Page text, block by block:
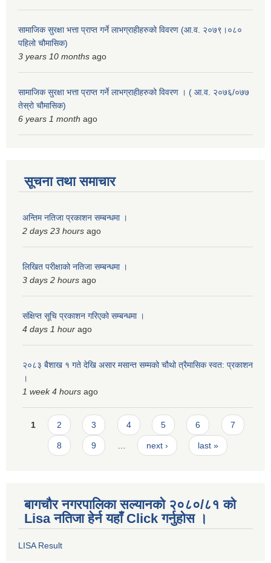
सामाजिक सुरक्षा भत्ता प्राप्त गर्ने लाभग्राहीहरुको विवरण (आ.व. २०७९।०८०
पहिलो चौमासिक)
3 years 10 months ago
सामाजिक सुरक्षा भत्ता प्राप्त गर्ने लाभग्राहीहरुको विवरण । ( आ.व. २०७६/०७७
तेस्रो चौमासिक)
6 years 1 month ago
सूचना तथा समाचार
अन्तिम नतिजा प्रकाशन सम्बन्धमा ।
2 days 23 hours ago
लिखित परीक्षाको नतिजा सम्बन्धमा ।
3 days 2 hours ago
संक्षिप्त सूचि प्रकाशन गरिएको सम्बन्धमा ।
4 days 1 hour ago
२०८३ बैशाख १ गते देखि असार मसान्त सम्मको चौथो त्रैमासिक स्वत: प्रकाशन
।
1 week 4 hours ago
Pages
1 2 3 4 5 6 7
8 9 next › last »
बागचौर नगरपालिका सल्यानको २०८०/८१ को
Lisa नतिजा हेर्न यहाँ Click गर्नुहोस ।
LISA Result